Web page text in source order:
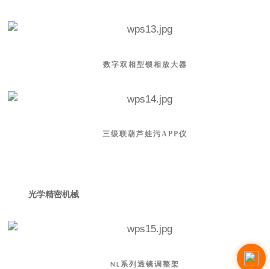
数字双相型锁相放大器
三级联葫芦娃污APP仪
光学精密机械
NL系列透镜调整架